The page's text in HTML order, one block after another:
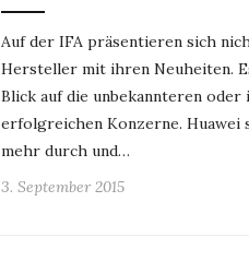
Auf der IFA präsentieren sich
Hersteller mit ihren Neuheiten.
Blick auf die unbekannteren
erfolgreichen Konzerne. Huawei
mehr durch und…
3. September 2015